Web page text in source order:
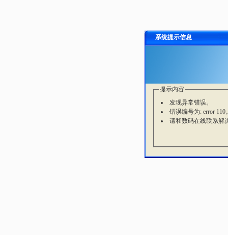
系统提示信息
提示内容
发现异常错误。
错误编号为: error 110
请和数码在线联系解